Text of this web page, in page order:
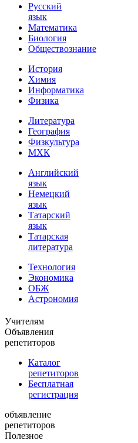
Русский
язык
Математика
Биология
Обществознание
История
Химия
Информатика
Физика
Литература
География
Физкультура
МХК
Английский
язык
Немецкий
язык
Татарский
язык
Татарская
литература
Технология
Экономика
ОБЖ
Астрономия
Учителям
Объявления
репетиторов
Каталог
репетиторов
Бесплатная
регистрация
объявление
репетиторов
Полезное